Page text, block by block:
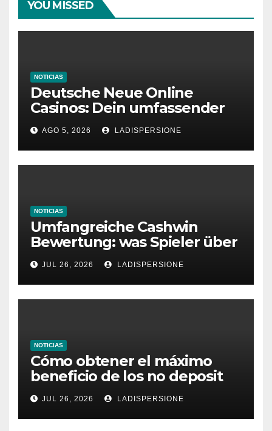
YOU MISSED
NOTICIAS
Deutsche Neue Online
Casinos: Dein umfassender
Ratgeber für moderne
Glücksspielplattformen
AGO 5, 2026 LADISPERSIONE
NOTICIAS
Umfangreiche Cashwin
Bewertung: was Spieler über
dieses Casino denken
JUL 26, 2026 LADISPERSIONE
NOTICIAS
Cómo obtener el máximo
beneficio de los no deposit
bonus codes de roby casino
JUL 26, 2026 LADISPERSIONE